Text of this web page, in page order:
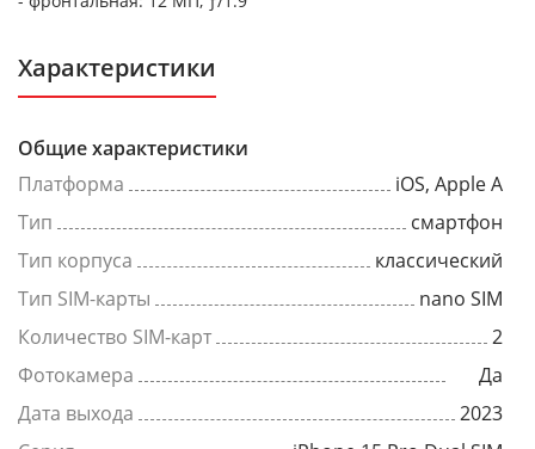
Характеристики
Общие характеристики
Платформа
iOS, Apple A
Тип
смартфон
Тип корпуса
классический
Тип SIM-карты
nano SIM
Количество SIM-карт
2
Фотокамера
Да
Дата выхода
2023